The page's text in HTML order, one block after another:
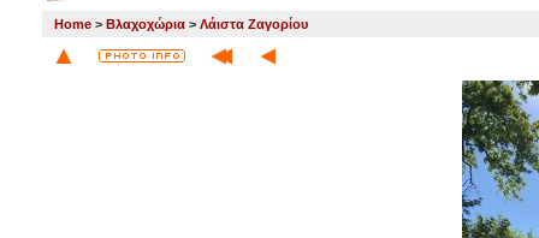
Home > Βλαχοχώρια > Λάιστα Ζαγορίου